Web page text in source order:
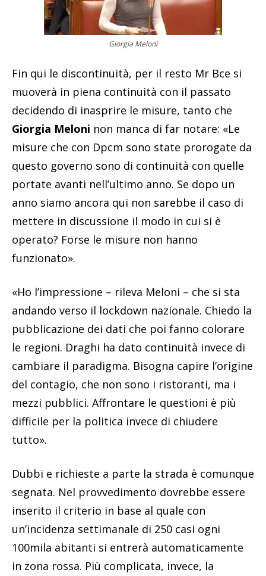
Giorgia Meloni
Fin qui le discontinuità, per il resto Mr Bce si
muoverà in piena continuità con il passato
decidendo di inasprire le misure, tanto che
Giorgia Meloni non manca di far notare: «Le
misure che con Dpcm sono state prorogate da
questo governo sono di continuità con quelle
portate avanti nell’ultimo anno. Se dopo un
anno siamo ancora qui non sarebbe il caso di
mettere in discussione il modo in cui si è
operato? Forse le misure non hanno
funzionato».
«Ho l’impressione – rileva Meloni – che si sta
andando verso il lockdown nazionale. Chiedo la
pubblicazione dei dati che poi fanno colorare
le regioni. Draghi ha dato continuità invece di
cambiare il paradigma. Bisogna capire l’origine
del contagio, che non sono i ristoranti, ma i
mezzi pubblici. Affrontare le questioni è più
difficile per la politica invece di chiudere
tutto».
Dubbi e richieste a parte la strada è comunque
segnata. Nel provvedimento dovrebbe essere
inserito il criterio in base al quale con
un’incidenza settimanale di 250 casi ogni
100mila abitanti si entrerà automaticamente
in zona rossa. Più complicata, invece, la